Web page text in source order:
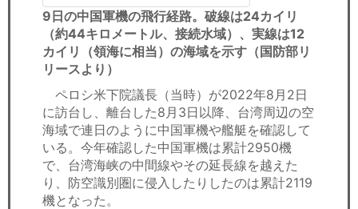
9日の中国軍機の飛行経路。破線は24カイリ
（約44キロメートル、接続水域）、実線は12
カイリ（領海に相当）の海域を示す（国防部リ
リースより）
ペロシ米下院議長（当時）が2022年8月2日
に訪台し、離台した8月3日以降、台湾周辺の空
海域で連日のように中国軍機や艦艇を確認して
いる。今年確認した中国軍機は累計2950機
で、台湾海峡の中間線やその延長線を越えた
り、防空識別圏に侵入したりしたのは累計2119
機となった。